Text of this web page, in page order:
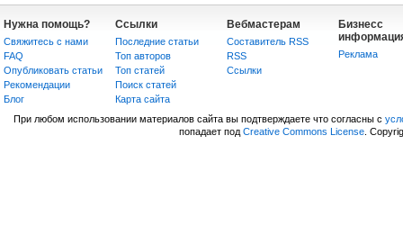
Нужна помощь?
Свяжитесь с нами
FAQ
Опубликовать статьи
Рекомендации
Блог
Ссылки
Последние статьи
Топ авторов
Топ статей
Поиск статей
Карта сайта
Вебмастерам
Составитель RSS
RSS
Сcылки
Бизнесс
Реклама
При любом использовании материалов сайта вы подтверждаете что согласны с
попадает под Creative Commons License.